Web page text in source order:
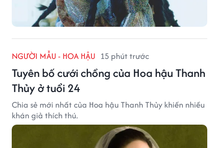
NGƯỜI MẪU - HOA HẬU 15 phút trước
Tuyên bố cưới chồng của Hoa hậu Thanh
Thủy ở tuổi 24
Chia sẻ mới nhất của Hoa hậu Thanh Thủy khiến nhiều
khán giả thích thú.